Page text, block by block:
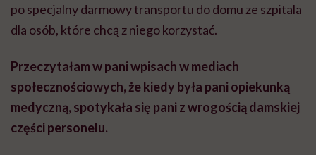
po specjalny darmowy transportu do domu ze szpitala
dla osób, które chcą z niego korzystać.
Przeczytałam w pani wpisach w mediach
społecznościowych, że kiedy była pani opiekunką
medyczną, spotykała się pani z wrogością damskiej
części personelu.